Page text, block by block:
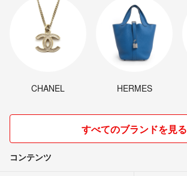
CHANEL HERMES
すべてのブランドを見る
コンテンツ